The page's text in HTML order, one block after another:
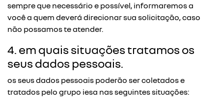
sempre que necessário e possível, informaremos a
você a quem deverá direcionar sua solicitação, caso
não possamos te atender.
4. em quais situações tratamos os
seus dados pessoais.
os seus dados pessoais poderão ser coletados e
tratados pelo grupo iesa nas seguintes situações: